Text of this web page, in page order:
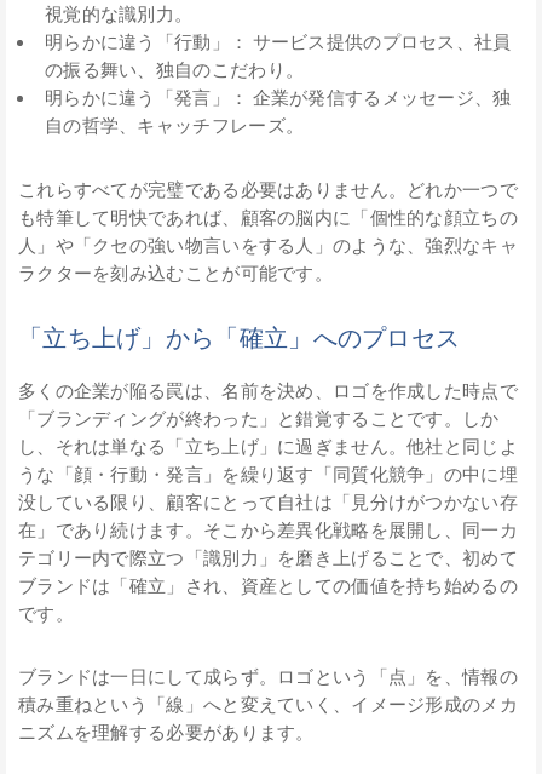
視覚的な識別力。
明らかに違う「行動」： サービス提供のプロセス、社員
の振る舞い、独自のこだわり。
明らかに違う「発言」： 企業が発信するメッセージ、独
自の哲学、キャッチフレーズ。
これらすべてが完璧である必要はありません。どれか一つで
も特筆して明快であれば、顧客の脳内に「個性的な顔立ちの
人」や「クセの強い物言いをする人」のような、強烈なキャ
ラクターを刻み込むことが可能です。
「立ち上げ」から「確立」へのプロセス
多くの企業が陥る罠は、名前を決め、ロゴを作成した時点で
「ブランディングが終わった」と錯覚することです。しか
し、それは単なる「立ち上げ」に過ぎません。他社と同じよ
うな「顔・行動・発言」を繰り返す「同質化競争」の中に埋
没している限り、顧客にとって自社は「見分けがつかない存
在」であり続けます。そこから差異化戦略を展開し、同一カ
テゴリー内で際立つ「識別力」を磨き上げることで、初めて
ブランドは「確立」され、資産としての価値を持ち始めるの
です。
ブランドは一日にして成らず。ロゴという「点」を、情報の
積み重ねという「線」へと変えていく、イメージ形成のメカ
ニズムを理解する必要があります。